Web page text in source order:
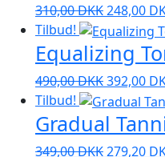
310,00DKKDen
pris
var:
310,00
248,00
Tilbud!
Equalizing
490,00DKKDen
pris
var:
392,00
Tilbud!
Gradual
349,00DKK Den
279,20